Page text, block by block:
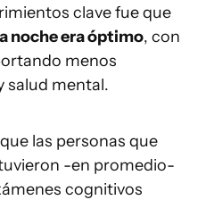
clave fue que
noche era óptimo, con
menos
salud mental.
las personas que
-en promedio-
cognitivos